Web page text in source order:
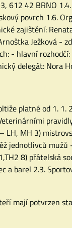
612 42 BRNO
povrch 1.6.
zajištění:
Ježková -
- hlavní
delegát: Nora
platné od 1.
LH, MH 3)
jednotlivců
8) přátelská
a barel 2.3.
mají potvrzen